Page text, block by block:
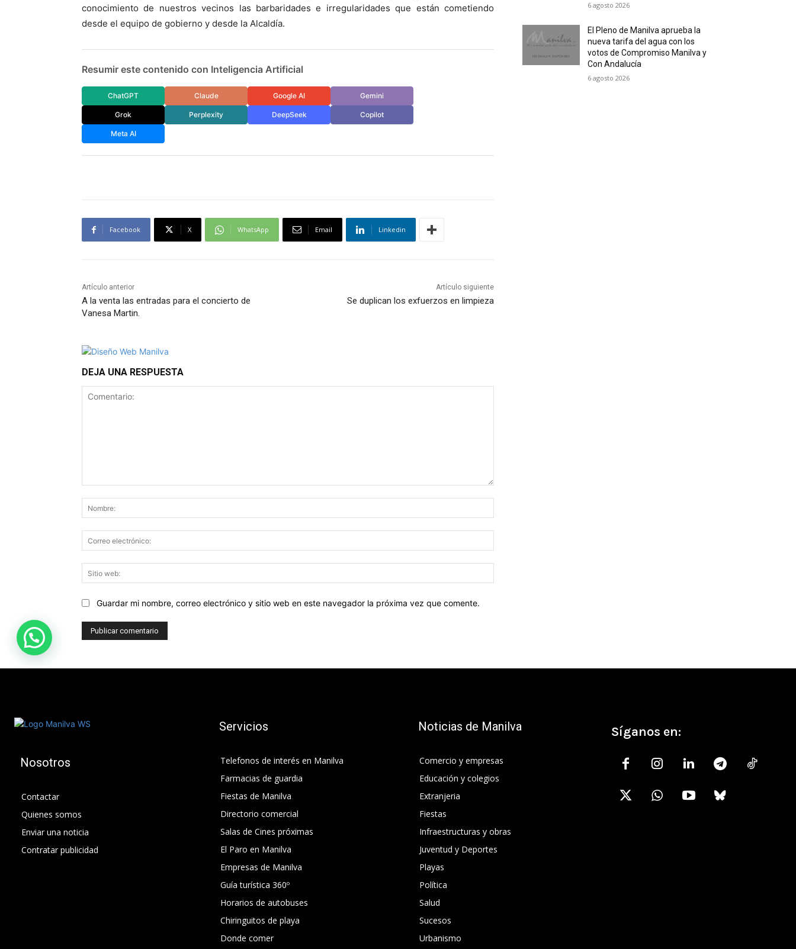
conocimiento de nuestros vecinos las barbaridades e irregularidades que están cometiendo
desde el equipo de gobierno y desde la Alcaldía.
Resumir este contenido con Inteligencia Artificial
ChatGPT Claude Google AI Gemini
Grok Perplexity DeepSeek Copilot
Meta AI
Facebook X WhatsApp Email Linkedin
Artículo anterior
A la venta las entradas para el concierto de
Vanesa Martin.
Artículo siguiente
Se duplican los exfuerzos en limpieza
DEJA UNA RESPUESTA
electrónico:
web:
Guardar mi nombre, correo electrónico y sitio web en este navegador la próxima vez que comente.
6 agosto 2026
El Pleno de Manilva aprueba la
nueva tarifa del agua con los
votos de Compromiso Manilva y
Con Andalucía
6 agosto 2026
Nosotros
Contactar
Quienes somos
Enviar una noticia
Contratar publicidad
Servicios
Telefonos de interés en Manilva
Farmacias de guardia
Fiestas de Manilva
Directorio comercial
Salas de Cines próximas
El Paro en Manilva
Empresas de Manilva
Guía turística 360º
Horarios de autobuses
Chiringuitos de playa
Donde comer
Noticias de Manilva
Comercio y empresas
Educación y colegios
Extranjeria
Fiestas
Infraestructuras y obras
Juventud y Deportes
Playas
Política
Salud
Sucesos
Urbanismo
Síganos en: